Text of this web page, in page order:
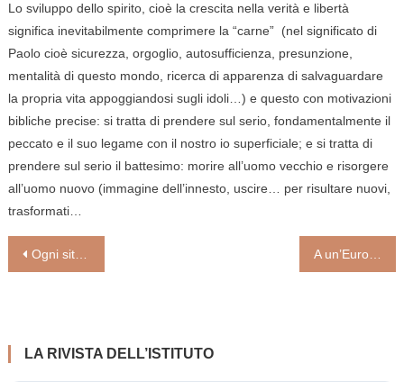
Lo sviluppo dello spirito, cioè la crescita nella verità e libertà
significa inevitabilmente comprimere la “carne” (nel significato di
Paolo cioè sicurezza, orgoglio, autosufficienza, presunzione,
mentalità di questo mondo, ricerca di apparenza di salvaguardare
la propria vita appoggiandosi sugli idoli…) e questo con motivazioni
bibliche precise: si tratta di prendere sul serio, fondamentalmente il
peccato e il suo legame con il nostro io superficiale; e si tratta di
prendere sul serio il battesimo: morire all’uomo vecchio e risorgere
all’uomo nuovo (immagine dell’innesto, uscire… per risultare nuovi,
trasformati…
Navigazione
Ogni situazione sia occasione di grazia A un’Europa vecchia e sterile serve il fertilizzante della Chiesa
LA RIVISTA DELL’ISTITUTO